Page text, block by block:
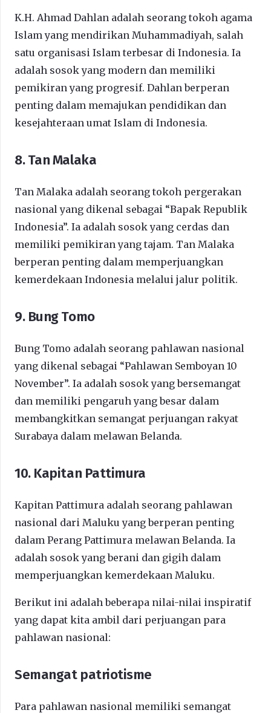
K.H. Ahmad Dahlan adalah seorang tokoh agama
Islam yang mendirikan Muhammadiyah, salah
satu organisasi Islam terbesar di Indonesia. Ia
adalah sosok yang modern dan memiliki
pemikiran yang progresif. Dahlan berperan
penting dalam memajukan pendidikan dan
kesejahteraan umat Islam di Indonesia.
8. Tan Malaka
Tan Malaka adalah seorang tokoh pergerakan
nasional yang dikenal sebagai “Bapak Republik
Indonesia”. Ia adalah sosok yang cerdas dan
memiliki pemikiran yang tajam. Tan Malaka
berperan penting dalam memperjuangkan
kemerdekaan Indonesia melalui jalur politik.
9. Bung Tomo
Bung Tomo adalah seorang pahlawan nasional
yang dikenal sebagai “Pahlawan Semboyan 10
November”. Ia adalah sosok yang bersemangat
dan memiliki pengaruh yang besar dalam
membangkitkan semangat perjuangan rakyat
Surabaya dalam melawan Belanda.
10. Kapitan Pattimura
Kapitan Pattimura adalah seorang pahlawan
nasional dari Maluku yang berperan penting
dalam Perang Pattimura melawan Belanda. Ia
adalah sosok yang berani dan gigih dalam
memperjuangkan kemerdekaan Maluku.
Berikut ini adalah beberapa nilai-nilai inspiratif
yang dapat kita ambil dari perjuangan para
pahlawan nasional:
Semangat patriotisme
Para pahlawan nasional memiliki semangat